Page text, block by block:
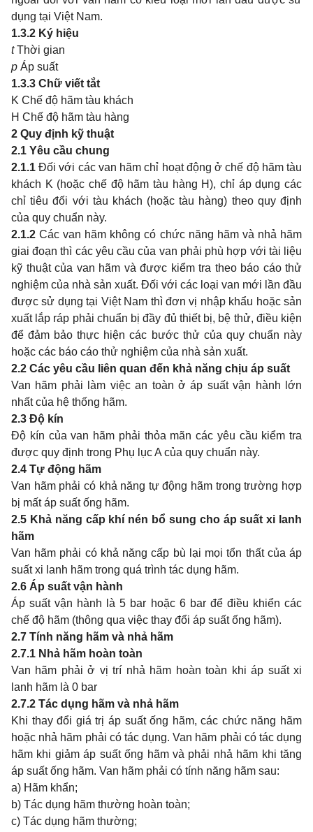
dụng tại Việt Nam.
1.3.2 Ký hiệu
tThời gian
p Áp suất
1.3.3 Chữ viết tắt
K Chế độ hãm tàu khách
H Chế độ hãm tàu hàng
2 Quy định kỹ thuật
2.1 Yêu cầu chung
2.1.1 Đối với các van hãm chỉ hoạt động ở chế độ hãm tàu
khách K (hoặc chế độ hãm tàu hàng H), chỉ áp dụng các
chỉ tiêu đối với tàu khách (hoặc tàu hàng) theo quy định
của quy chuẩn này.
2.1.2 Các van hãm không có chức năng hãm và nhả hãm
giai đoạn thì các yêu cầu của van phải phù hợp với tài liệu
kỹ thuật của van hãm và được kiểm tra theo báo cáo thử
nghiệm của nhà sản xuất. Đối với các loại van mới lần đầu
được sử dụng tại Việt Nam thì đơn vị nhập khẩu hoặc sản
xuất lắp ráp phải chuẩn bị đầy đủ thiết bị, bệ thử, điều kiện
để đảm bảo thực hiện các bước thử của quy chuẩn này
hoặc các báo cáo thử nghiệm của nhà sản xuất.
2.2 Các yêu cầu liên quan đến khả năng chịu áp suất
Van hãm phải làm việc an toàn ở áp suất vận hành lớn
nhất của hệ thống hãm.
2.3 Độ kín
Độ kín của van hãm phải thỏa mãn các yêu cầu kiểm tra
được quy định trong Phụ lục A của quy chuẩn này.
2.4 Tự động hãm
Van hãm phải có khả năng tự động hãm trong trường hợp
bị mất áp suất ống hãm.
2.5 Khả năng cấp khí nén bổ sung cho áp suất xi lanh
hãm
Van hãm phải có khả năng cấp bù lại mọi tổn thất của áp
suất xi lanh hãm trong quá trình tác dụng hãm.
2.6 Áp suất vận hành
Áp suất vận hành là 5 bar hoặc 6 bar để điều khiển các
chế độ hãm (thông qua việc thay đổi áp suất ống hãm).
2.7 Tính năng hãm và nhả hãm
2.7.1 Nhả hãm hoàn toàn
Van hãm phải ở vị trí nhả hãm hoàn toàn khi áp suất xi
lanh hãm là 0 bar
2.7.2 Tác dụng hãm và nhả hãm
Khi thay đổi giá trị áp suất ống hãm, các chức năng hãm
hoặc nhả hãm phải có tác dụng. Van hãm phải có tác dụng
hãm khi giảm áp suất ống hãm và phải nhả hãm khi tăng
áp suất ống hãm. Van hãm phải có tính năng hãm sau:
a) Hãm khẩn;
b) Tác dụng hãm thường hoàn toàn;
c) Tác dụng hãm thường;